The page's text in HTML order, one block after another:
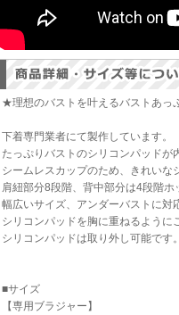
★理想のバストを叶えるバストあっ
下着専門業者にて製作しています。
たっぷりバストのシリコンパッドが
シームレスカップのため、きれいな
肩紐部分8段階、背中部分は4段階ホ
幅広いサイズ、アンダーバストに対
シリコンパッドを胸に重ねるように
シリコンパッドは取り外し可能です。
■サイズ
【専用ブラジャー】